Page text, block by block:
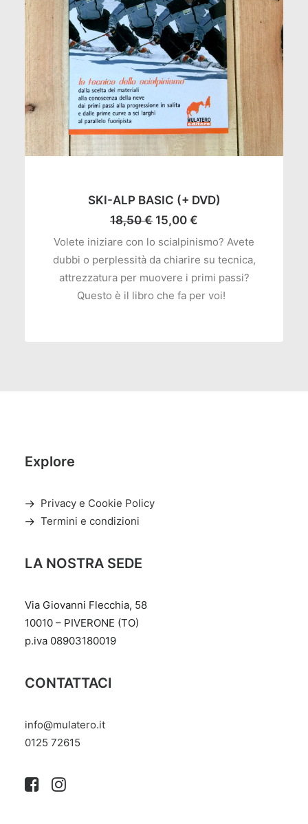
SKI-ALP BASIC (+ DVD)
18,50€ Il
originale
era:
18,50 €.
15,00 €
attuale
è:
15,00 €.
Volete iniziare con lo scialpinismo? Avete
dubbi o perplessità da chiarire su tecnica,
attrezzatura per muovere i primi passi?
Questo è il libro che fa per voi!
Explore
Privacy e Cookie Policy
Termini e condizioni
LA NOSTRA SEDE
Via Giovanni Flecchia, 58
10010 – PIVERONE (TO)
p.iva 08903180019
CONTATTACI
info@mulatero.it
‭0125 72615‬